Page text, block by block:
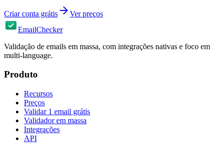
Criar conta grátis
Ver preços
EmailChecker
Validação de emails em massa, com integrações nativas e foco em
multi-language.
Produto
Recursos
Preços
Validar 1 email grátis
Validador em massa
Integrações
API